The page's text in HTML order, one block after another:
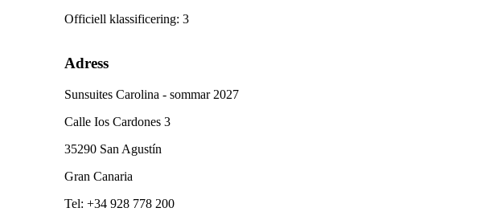
Officiell klassificering: 3
Adress
Sunsuites Carolina - sommar 2027
Calle Ios Cardones 3
35290 San Agustín
Gran Canaria
Tel: +34 928 778 200